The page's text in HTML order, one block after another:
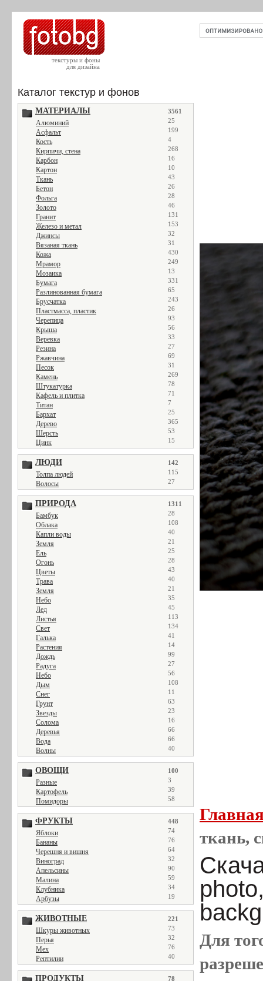
текстуры и фоны
для дизайна
Каталог текстур и фонов
МАТЕРИАЛЫ 3561
Алюминий 25
Асфальт 199
Кость 4
Кирпичи, стена 268
Карбон 16
Картон 10
Ткань 43
Бетон 26
Фольга 28
Золото 46
Гранит 131
Железо и метал 153
Джинсы 32
Вязаная ткань 31
Кожа 430
Мрамор 249
Мозаика 13
Бумага 331
Разлинованная бумага 65
Брусчатка 243
Пластмасса, пластик 26
Черепица 93
Крыша 56
Веревка 33
Резина 27
Ржавчина 69
Песок 31
Камень 269
Штукатурка 78
Кафель и плитка 71
Титан 7
Бархат 25
Дерево 365
Шерсть 53
Цинк 15
ЛЮДИ 142
Толпа людей 115
Волосы 27
ПРИРОДА 1311
Бамбук 28
Облака 108
Капли воды 40
Земля 21
Ель 25
Огонь 28
Цветы 43
Трава 40
Земля 21
Небо 35
Лед 45
Листья 113
Свет 134
Галька 41
Растения 14
Дождь 99
Радуга 27
Небо 56
Дым 108
Снег 11
Грунт 63
Звезды 23
Солома 16
Деревья 66
Вода 66
Волны 40
ОВОЩИ 100
Разные 3
Картофель 39
Помидоры 58
ФРУКТЫ 448
Яблоки 74
Бананы 76
Черешня и вишня 64
Виноград 32
Апельсины 90
Малина 59
Клубника 34
Арбузы 19
ЖИВОТНЫЕ 221
Шкуры животных 73
Перья 32
Мех 76
Рептилии 40
ПРОДУКТЫ 78
ткань,
Для